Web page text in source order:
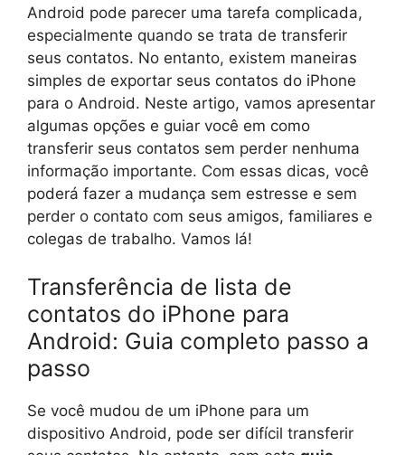
Android pode parecer uma tarefa complicada,
especialmente quando se trata de transferir
seus contatos. No entanto, existem maneiras
simples de exportar seus contatos do iPhone
para o Android. Neste artigo, vamos apresentar
algumas opções e guiar você em como
transferir seus contatos sem perder nenhuma
informação importante. Com essas dicas, você
poderá fazer a mudança sem estresse e sem
perder o contato com seus amigos, familiares e
colegas de trabalho. Vamos lá!
Transferência de lista de
contatos do iPhone para
Android: Guia completo passo a
passo
Se você mudou de um iPhone para um
dispositivo Android, pode ser difícil transferir